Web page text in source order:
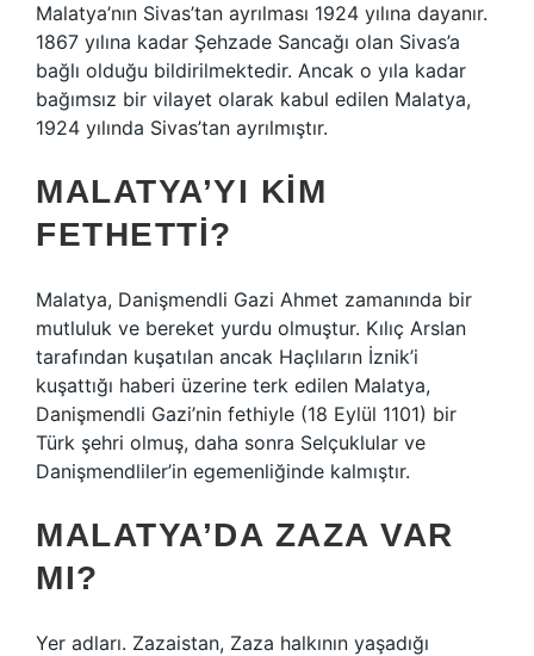
Malatya’nın Sivas’tan ayrılması 1924 yılına dayanır.
1867 yılına kadar Şehzade Sancağı olan Sivas’a
bağlı olduğu bildirilmektedir. Ancak o yıla kadar
bağımsız bir vilayet olarak kabul edilen Malatya,
1924 yılında Sivas’tan ayrılmıştır.
MALATYA’YI KIM
FETHETTI?
Malatya, Danişmendli Gazi Ahmet zamanında bir
mutluluk ve bereket yurdu olmuştur. Kılıç Arslan
tarafından kuşatılan ancak Haçlıların İznik’i
kuşattığı haberi üzerine terk edilen Malatya,
Danişmendli Gazi’nin fethiyle (18 Eylül 1101) bir
Türk şehri olmuş, daha sonra Selçuklular ve
Danişmendliler’in egemenliğinde kalmıştır.
MALATYA’DA ZAZA VAR
MI?
Yer adları. Zazaistan, Zaza halkının yaşadığı